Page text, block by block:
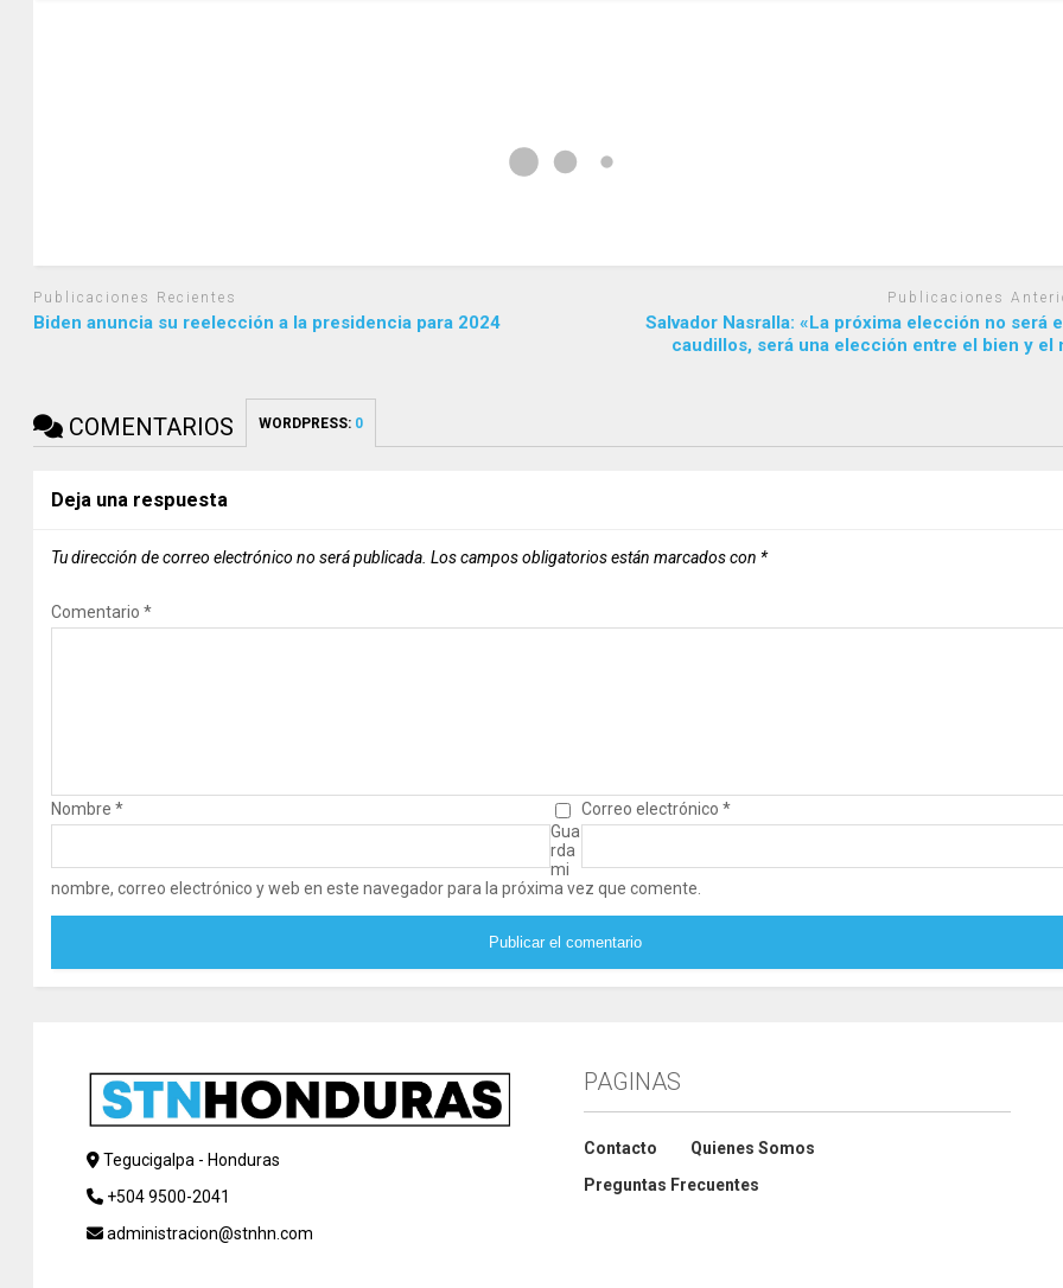
Publicaciones Recientes
Biden anuncia su reelección a la presidencia para 2024
Publicaciones
Salvador Nasralla: «La próxima elección no será
caudillos, será una elección entre el bien y el
COMENTARIOS WORDPRESS: 0
Deja una respuesta
Tu dirección de correo electrónico no será publicada. Los campos obligatorios están marcados con *
Comentario*
Nombre* Correo electrónico *
Gua
rda
mi
nombre, correo electrónico y web en este navegador para la próxima vez que comente.
Tegucigalpa - Honduras
+504 9500-2041
administracion@stnhn.com
PAGINAS
Contacto
Quienes Somos
Preguntas Frecuentes